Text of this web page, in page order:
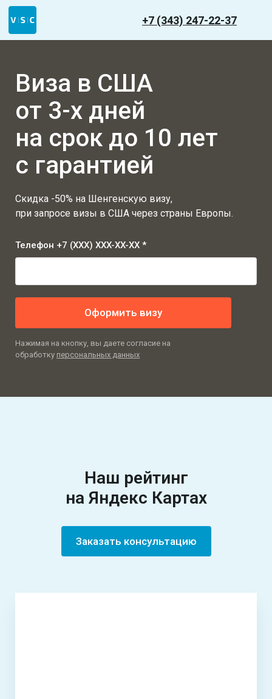
+7 (343) 247-22-37
Виза в США
от 3-х дней
на срок до 10 лет
с гарантией
Скидка -50% на Шенгенскую визу,
при запросе визы в США через страны Европы.
Телефон +7 (XXX) XXX-XX-XX *
Оформить визу
Нажимая на кнопку, вы даете согласие на
обработку персональных данных
Наш рейтинг
на Яндекс Картах
Заказать консультацию